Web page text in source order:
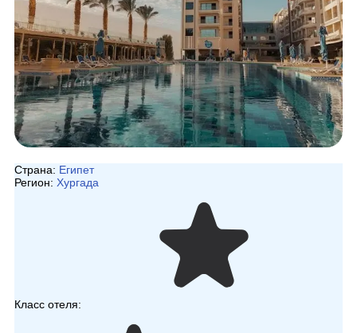
Страна: Египет
Регион: Хургада
Класс отеля: